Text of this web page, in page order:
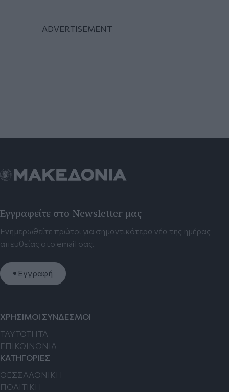
Εγγραφείτε στο Newsletter μας
Ενημερωθείτε πρώτοι για σημαντικότερα νέα της ημέρας
απευθείας στο email σας.
Εγγραφή
ΧΡΗΣΙΜΟΙ ΣΥΝΔΕΣΜΟΙ
TAYTOTHTA
ΕΠΙΚΟΙΝΩΝΙΑ
ΚΑΤΗΓΟΡΙΕΣ
ΘΕΣΣΑΛΟΝΙΚΗ
ΠΟΛΙΤΙΚΗ